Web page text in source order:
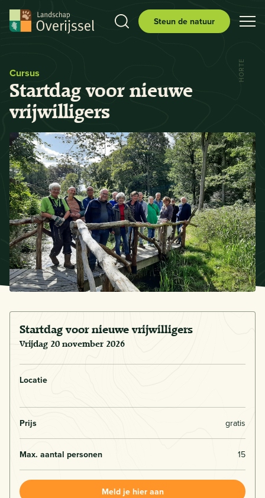
Steun de natuur
Cursus
Startdag voor nieuwe
vrijwilligers
HORTE
Startdag voor nieuwe vrijwilligers
vrijdag 20 november 2026
Locatie
Prijs gratis
Max. aantal personen 15
Meld je hier aan